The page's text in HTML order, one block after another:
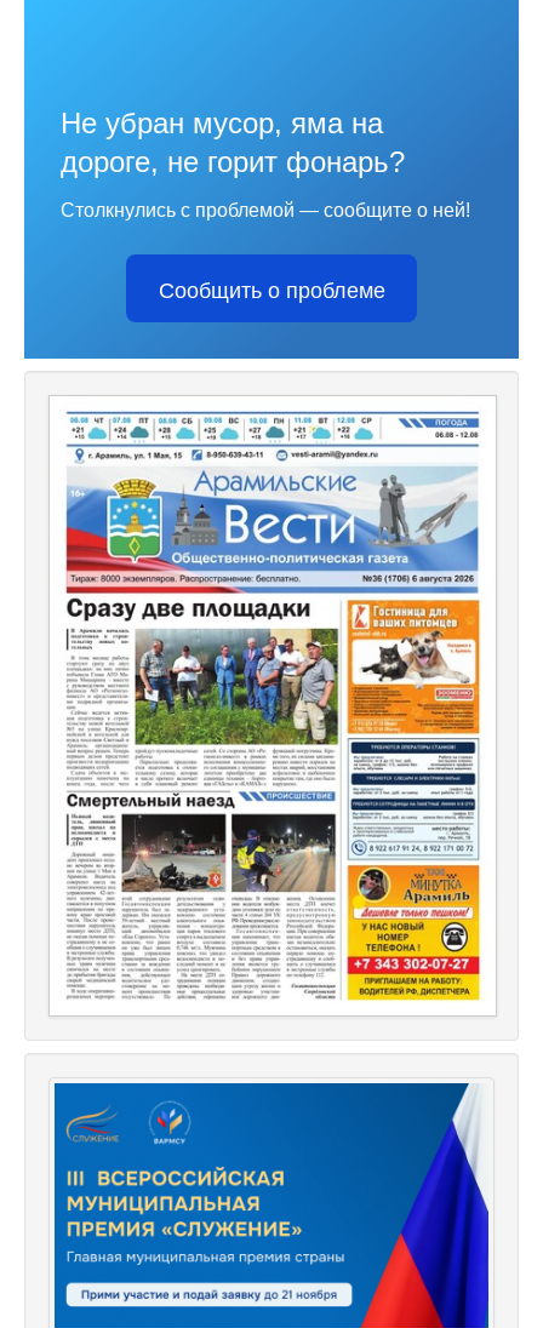
Не убран мусор, яма на
дороге, не горит фонарь?
Столкнулись с проблемой — сообщите о ней!
Сообщить о проблеме